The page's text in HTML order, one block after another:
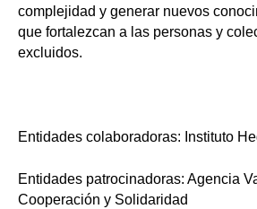
complejidad y generar nuevos
que fortalezcan a las personas y
excluidos.
Entidades colaboradoras: Instituto
Entidades patrocinadoras: Agencia
Cooperación y Solidaridad